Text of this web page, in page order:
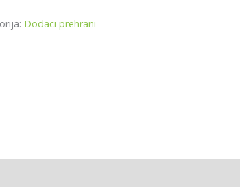
Dodaci prehrani